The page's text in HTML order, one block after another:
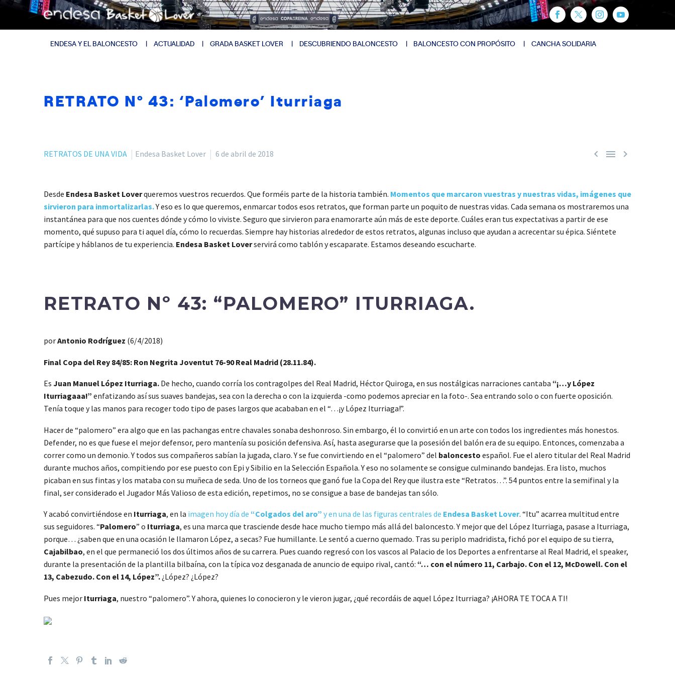
ENDESA Y EL BALONCESTO ACTUALIDAD GRADA BASKET LOVER DESCUBRIENDO BALONCESTO BALONCESTO CON PROPÓSITO CANCHA SOLIDARIA
RETRATO Nº 43: ‘Palomero’ Iturriaga
  
RETRATOS DE UNA VIDA Endesa Basket Lover 6 de abril de 2018
Desde Endesa Basket Loverqueremos vuestros recuerdos. Que forméis parte de la historia también. Momentos que marcaron vuestras y nuestras vidas, imágenes que
sirvieron para inmortalizarlas.Y eso es lo que queremos, enmarcar todos esos retratos, que forman parte un poquito de nuestras vidas. Cada semana os mostraremos una
instantánea para que nos cuentes dónde y cómo lo viviste. Seguro que sirvieron para enamorarte aún más de este deporte. Cuáles eran tus expectativas a partir de ese
momento, qué supuso para ti aquel día, cómo lo recuerdas. Siempre hay historias alrededor de estos retratos, algunas incluso que ayudan a acrecentar su épica. Siéntete
partícipe y háblanos de tu experiencia. Endesa Basket Loverservirá como tablón y escaparate. Estamos deseando escucharte.
RETRATO Nº 43: “PALOMERO” ITURRIAGA.
porAntonio Rodríguez (6/4/2018)
Final Copa del Rey 84/85: Ron Negrita Joventut 76-90 Real Madrid (28.11.84).
Es Juan Manuel López Iturriaga. De hecho, cuando corría los contragolpes del Real Madrid, Héctor Quiroga, en sus nostálgicas narraciones cantaba “¡…y López
Iturriagaaa!” enfatizando así sus suaves bandejas, sea con la derecha o con la izquierda -como podemos apreciar en la foto-. Sea entrando solo o con fuerte oposición.
Tenía toque y las manos para recoger todo tipo de pases largos que acababan en el “…¡y López Iturriaga!”.
Hacer de “palomero” era algo que en las pachangas entre chavales sonaba deshonroso. Sin embargo, él lo convirtió en un arte con todos los ingredientes más honestos.
Defender, no es que fuese el mejor defensor, pero mantenía su posición defensiva. Así, hasta asegurarse que la posesión del balón era de su equipo. Entonces, comenzaba a
correr como un demonio. Y todos sus compañeros sabían la jugada, claro. Y se fue convirtiendo en el “palomero” del baloncesto español. Fue el alero titular del Real Madrid
durante muchos años, compitiendo por ese puesto con Epi y Sibilio en la Selección Española. Y eso no solamente se consigue culminando bandejas. Era listo, muchos
picaban en sus fintas y los mataba con su muñeca de seda. Uno de los torneos que ganó fue la Copa del Rey que ilustra este “Retratos…”. 54 puntos entre la semifinal y la
final, ser considerado el Jugador Más Valioso de esta edición, repetimos, no se consigue a base de bandejas tan sólo.
Y acabó convirtiéndose en Iturriaga, en la imagen hoy día de “Colgados del aro” y en una de las figuras centrales de Endesa Basket Lover. “Itu” acarrea multitud entre
sus seguidores. “Palomero” o Iturriaga, es una marca que trasciende desde hace mucho tiempo más allá del baloncesto. Y mejor que del López Iturriaga, pasase a Iturriaga,
porque… ¿saben que en una ocasión le llamaron López, a secas? Fue humillante. Le sentó a cuerno quemado. Tras su periplo madridista, fichó por el equipo de su tierra,
Cajabilbao, en el que permaneció los dos últimos años de su carrera. Pues cuando regresó con los vascos al Palacio de los Deportes a enfrentarse al Real Madrid, el speaker,
durante la presentación de la plantilla bilbaína, con la típica voz desganada de anuncio de equipo rival, cantó: “… con el número 11, Carbajo. Con el 12, McDowell. Con el
13, Cabezudo. Con el 14, López”. ¿López? ¿López?
Pues mejor Iturriaga, nuestro “palomero”. Y ahora, quienes lo conocieron y le vieron jugar, ¿qué recordáis de aquel López Iturriaga? ¡AHORA TE TOCA A TI!